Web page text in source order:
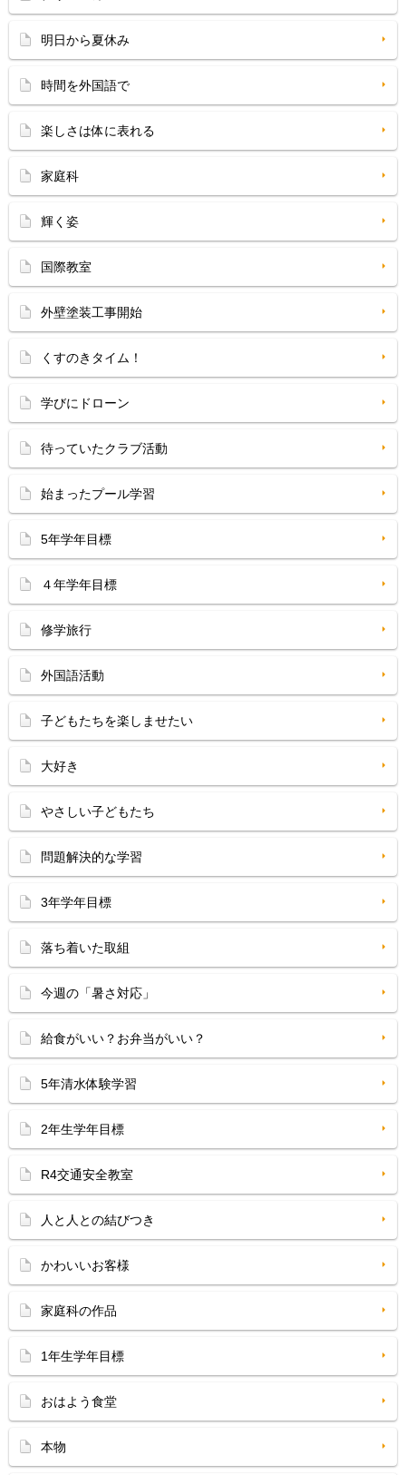
明日から夏休み
時間を外国語で
楽しさは体に表れる
家庭科
輝く姿
国際教室
外壁塗装工事開始
くすのきタイム！
学びにドローン
待っていたクラブ活動
始まったプール学習
5年学年目標
４年学年目標
修学旅行
外国語活動
子どもたちを楽しませたい
大好き
やさしい子どもたち
問題解決的な学習
3年学年目標
落ち着いた取組
今週の「暑さ対応」
給食がいい？お弁当がいい？
5年清水体験学習
2年生学年目標
R4交通安全教室
人と人との結びつき
かわいいお客様
家庭科の作品
1年生学年目標
おはよう食堂
本物